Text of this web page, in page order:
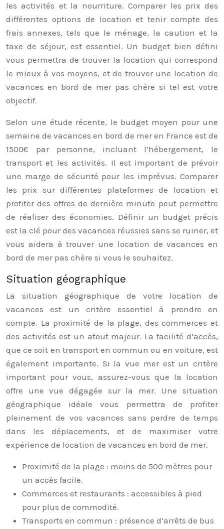
les activités et la nourriture. Comparer les prix des
différentes options de location et tenir compte des
frais annexes, tels que le ménage, la caution et la
taxe de séjour, est essentiel. Un budget bien défini
vous permettra de trouver la location qui correspond
le mieux à vos moyens, et de trouver une location de
vacances en bord de mer pas chère si tel est votre
objectif.
Selon une étude récente, le budget moyen pour une
semaine de vacances en bord de mer en France est de
1500€ par personne, incluant l’hébergement, le
transport et les activités. Il est important de prévoir
une marge de sécurité pour les imprévus. Comparer
les prix sur différentes plateformes de location et
profiter des offres de dernière minute peut permettre
de réaliser des économies. Définir un budget précis
est la clé pour des vacances réussies sans se ruiner, et
vous aidera à trouver une location de vacances en
bord de mer pas chère si vous le souhaitez.
Situation géographique
La situation géographique de votre location de
vacances est un critère essentiel à prendre en
compte. La proximité de la plage, des commerces et
des activités est un atout majeur. La facilité d’accès,
que ce soit en transport en commun ou en voiture, est
également importante. Si la vue mer est un critère
important pour vous, assurez-vous que la location
offre une vue dégagée sur la mer. Une situation
géographique idéale vous permettra de profiter
pleinement de vos vacances sans perdre de temps
dans les déplacements, et de maximiser votre
expérience de location de vacances en bord de mer.
Proximité de la plage : moins de 500 mètres pour
un accès facile.
Commerces et restaurants : accessibles à pied
pour plus de commodité.
Transports en commun : présence d’arrêts de bus